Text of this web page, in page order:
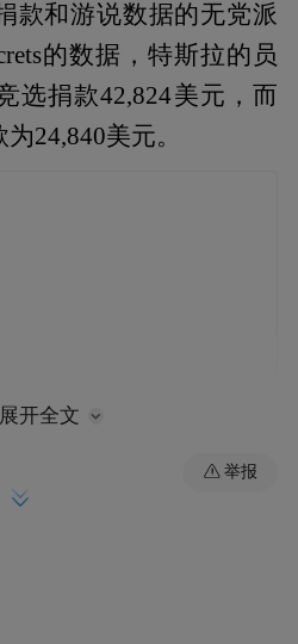
款和游说数据的无党派
的数据，特斯拉的员
选捐款42,824美元，而
24,840美元。
向哈里斯捐款34526美
开全文
举报